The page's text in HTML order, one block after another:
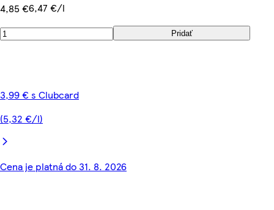
4,85 €6,47 €/l
Pridať
3,99 € s Clubcard
(5,32 €/l)
Cena je platná do 31. 8. 2026